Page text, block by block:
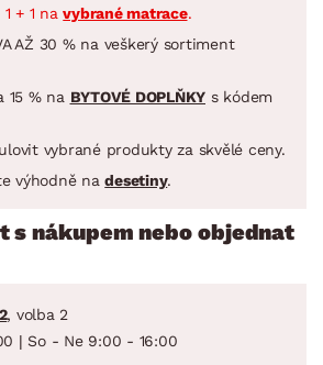
1 + 1 navybrané matrace.
AŽ 30 % na veškerý sortiment
% na BYTOVÉ DOPLŇKY s kódem
vybrané produkty za skvělé ceny.
výhodně nadesetiny.
s nákupem nebo objednat
, volba 2
| So - Ne 9:00 - 16:00